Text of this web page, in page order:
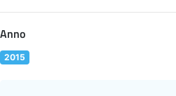
Anno
2015